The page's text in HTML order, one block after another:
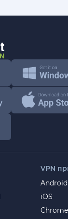
VPN
Android
iOS
Chrome